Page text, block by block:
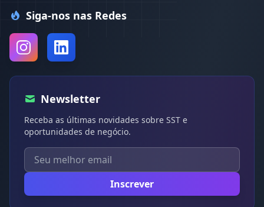
Siga-nos nas Redes
Newsletter
Receba as últimas novidades sobre SST e
oportunidades de negócio.
Inscrever